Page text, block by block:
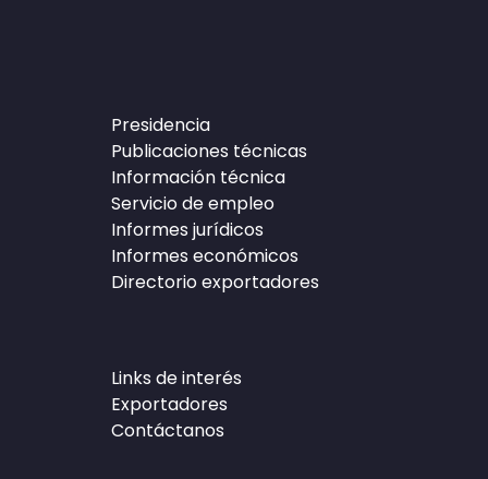
Presidencia
Publicaciones técnicas
Información técnica
Servicio de empleo
Informes jurídicos
Informes económicos
Directorio exportadores
Links de interés
Exportadores
Contáctanos